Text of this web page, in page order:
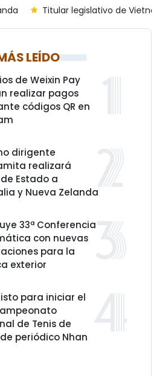
Titular legislativo de
LEÍDO
de Weixin Pay
realizar pagos
códigos QR en
dirigente
realizará
Estado a
y Nueva Zelanda
33ª Conferencia
con nuevas
para la
exterior
para iniciar el
de Tenis de
periódico Nhan